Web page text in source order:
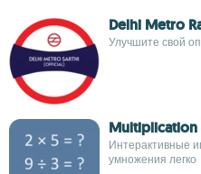
Delhi Metro
Улучшите свой
Интерактивные
умножения легко